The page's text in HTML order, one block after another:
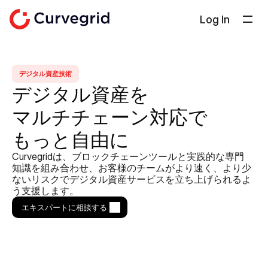
Log In
会社概要
ドキュメント
ブログ
Select Language
日本語
お問い合わせ
デジタル資産技術
デジタル資産を
マルチチェーン対応で
もっと自由に
Curvegridは、ブロックチェーンツールと実践的な専門
知識を組み合わせ、お客様のチームがより速く、より少
ないリスクでデジタル資産サービスを立ち上げられるよ
う支援します。
エキスパートに相談する